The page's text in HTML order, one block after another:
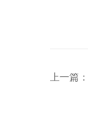
上一篇：